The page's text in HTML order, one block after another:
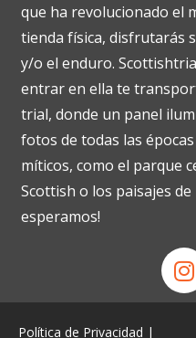
que ha revolucionado el
tienda física, disfrutarás
y/o el enduro.
entrar en ella te
trial, donde un panel
fotos de todas las
míticos, como el parque
Scottish o los paisajes de
esperamos!
Política de Privacidad |